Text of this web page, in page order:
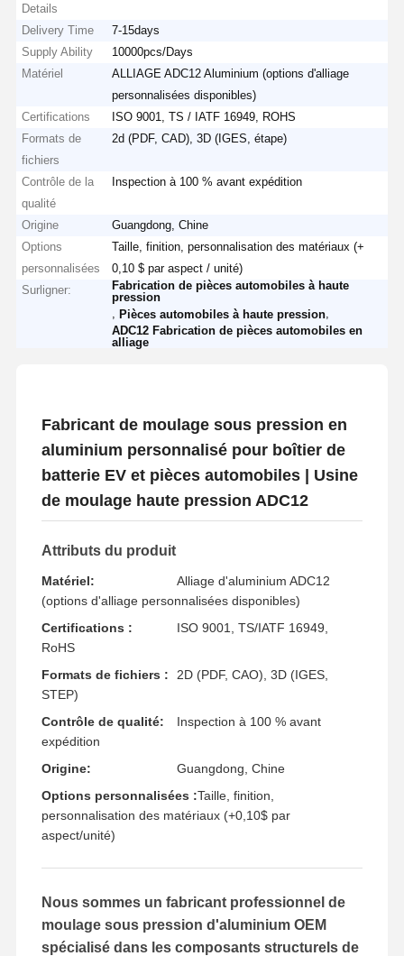
Details
Delivery Time
7-15days
Supply Ability
10000pcs/Days
Matériel
ALLIAGE ADC12 Aluminium (options d'alliage
personnalisées disponibles)
Certifications
ISO 9001, TS / IATF 16949, ROHS
Formats de
fichiers
2d (PDF, CAD), 3D (IGES, étape)
Contrôle de la
qualité
Inspection à 100 % avant expédition
Origine
Guangdong, Chine
Options
personnalisées
Taille, finition, personnalisation des matériaux (+
0,10 $ par aspect / unité)
Surligner:
Fabrication de pièces automobiles à haute
pression
,Pièces automobiles à haute pression
ADC12 Fabrication de pièces automobiles en
alliage
Fabricant de moulage sous pression en
aluminium personnalisé pour boîtier de
batterie EV et pièces automobiles | Usine
de moulage haute pression ADC12
Attributs du produit
Matériel:
Alliage d'aluminium ADC12
(options d'alliage personnalisées disponibles)
Certifications :
ISO 9001, TS/IATF 16949,
RoHS
Formats de fichiers :
2D (PDF, CAO), 3D (IGES,
STEP)
Contrôle de qualité:
Inspection à 100 % avant
expédition
Origine:
Guangdong, Chine
Options personnalisées :Taille, finition,
personnalisation des matériaux (+0,10$ par
aspect/unité)
Nous sommes un fabricant professionnel de
moulage sous pression d'aluminium OEM
spécialisé dans les composants structurels de